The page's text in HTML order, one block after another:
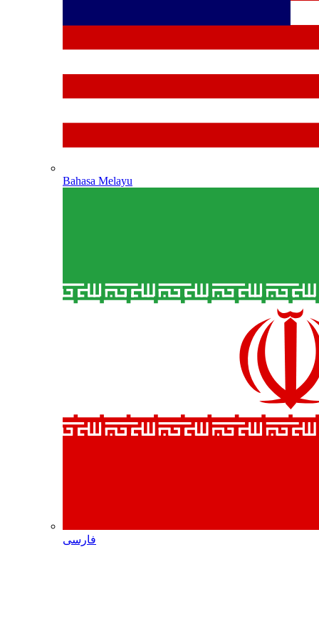
Bahasa Melayu
فارسی